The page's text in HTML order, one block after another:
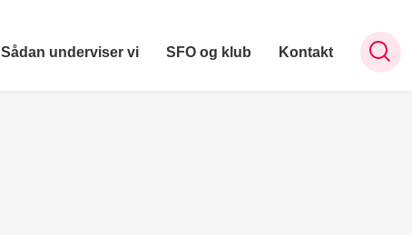
Sådan underviser vi SFO og klub Kontakt